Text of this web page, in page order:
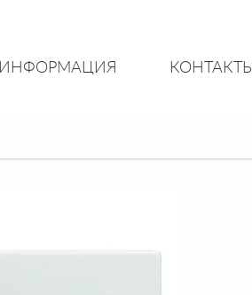
ИНФОРМАЦИЯ КОНТАКТЫ